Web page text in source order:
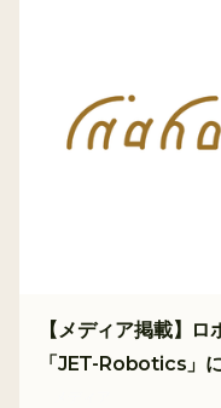
【メディア掲載】
「JET-Robotics」